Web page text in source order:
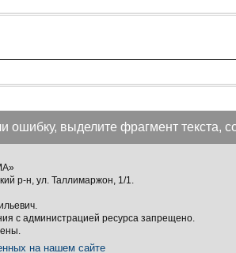
ошибку, выделите фрагмент текста,
р-н, ул. Таллимаржон, 1/1.
с администрацией ресурса запрещено.
на нашем сайте